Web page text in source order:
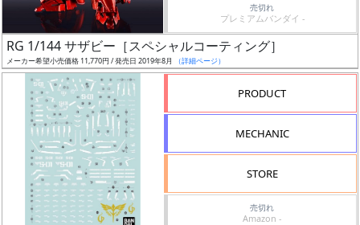
ル
売切れ
プレミアムバンダイ -
RG 1/144 サザビー［スペシャルコーティング］
メーカー希望小売価格 11,770円 / 発売日 2019年8月 （詳細ページ）
PRODUCT
MECHANIC
STORE
売切れ
Amazon -